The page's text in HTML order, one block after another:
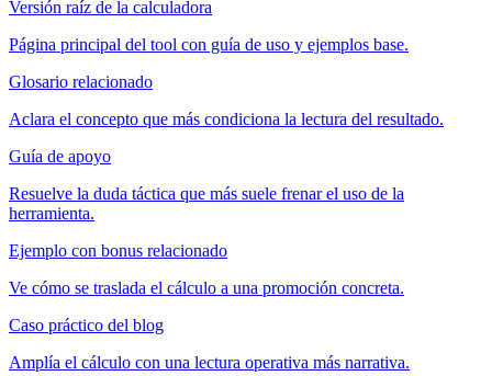
Versión raíz de la calculadora
Página principal del tool con guía de uso y ejemplos base.
Glosario relacionado
Aclara el concepto que más condiciona la lectura del resultado.
Guía de apoyo
Resuelve la duda táctica que más suele frenar el uso de la
herramienta.
Ejemplo con bonus relacionado
Ve cómo se traslada el cálculo a una promoción concreta.
Caso práctico del blog
Amplía el cálculo con una lectura operativa más narrativa.